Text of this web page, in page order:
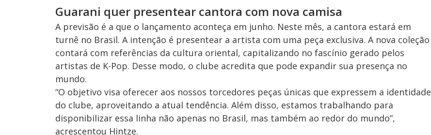
Guarani quer presentear cantora com nova camisa
A previsão é a que o lançamento aconteça em junho. Neste mês, a cantora estará em
turnê no Brasil. A intenção é presentear a artista com uma peça exclusiva. A nova coleção
contará com referências da cultura oriental, capitalizando no fascínio gerado pelos
artistas de K-Pop. Desse modo, o clube acredita que pode expandir sua presença no
mundo.
“O objetivo visa oferecer aos nossos torcedores peças únicas que expressem a identidade
do clube, aproveitando a atual tendência. Além disso, estamos trabalhando para
disponibilizar essa linha não apenas no Brasil, mas também ao redor do mundo”,
acrescentou Hintze.